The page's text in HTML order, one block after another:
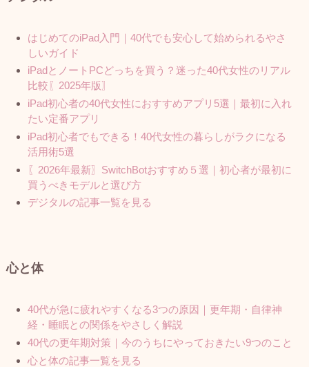
はじめてのiPad入門｜40代でも安心して始められるやさ
しいガイド
iPadとノートPCどっちを買う？迷った40代女性のリアル
比較〖2025年版〗
iPad初心者の40代女性におすすめアプリ5選｜最初に入れ
たい定番アプリ
iPad初心者でもできる！40代女性の暮らしがラクになる
活用術5選
〖2026年最新〗SwitchBotおすすめ５選｜初心者が最初に
買うべきモデルと選び方
デジタルの記事一覧を見る
心と体
40代が急に疲れやすくなる3つの原因｜更年期・自律神
経・睡眠との関係をやさしく解説
40代の更年期対策｜今のうちにやっておきたい9つのこと
心と体の記事一覧を見る